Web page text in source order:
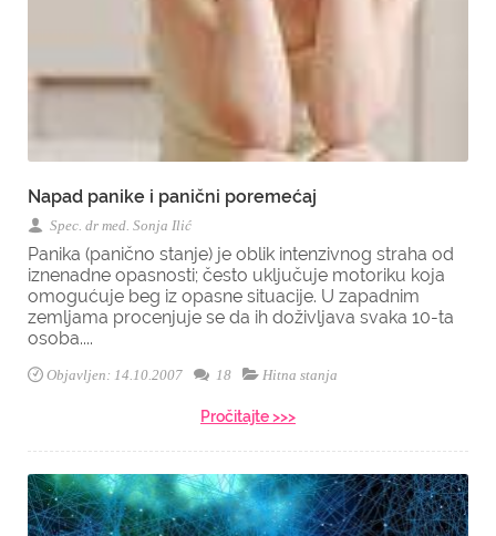
Napad panike i panični poremećaj
Spec. dr med. Sonja Ilić
Panika (panično stanje) je oblik intenzivnog straha od
iznenadne opasnosti; često uključuje motoriku koja
omogućuje beg iz opasne situacije. U zapadnim
zemljama procenjuje se da ih doživljava svaka 10-ta
osoba....
Objavljen: 14.10.2007 18 Hitna stanja
Pročitajte >>>